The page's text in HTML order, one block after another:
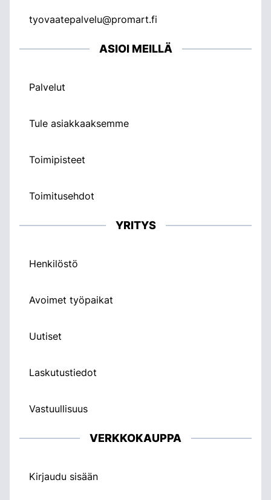
tyovaatepalvelu@promart.fi
ASIOI MEILLÄ
Palvelut
Tule asiakkaaksemme
Toimipisteet
Toimitusehdot
YRITYS
Henkilöstö
Avoimet työpaikat
Uutiset
Laskutustiedot
Vastuullisuus
VERKKOKAUPPA
Kirjaudu sisään